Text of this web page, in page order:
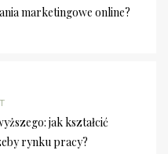
marketingowe online?
jak kształcić
rynku pracy?